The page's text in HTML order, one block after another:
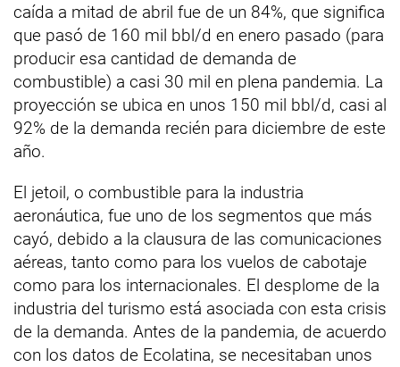
caída a mitad de abril fue de un 84%, que significa
que pasó de 160 mil bbl/d en enero pasado (para
producir esa cantidad de demanda de
combustible) a casi 30 mil en plena pandemia. La
proyección se ubica en unos 150 mil bbl/d, casi al
92% de la demanda recién para diciembre de este
año.
El jetoil, o combustible para la industria
aeronáutica, fue uno de los segmentos que más
cayó, debido a la clausura de las comunicaciones
aéreas, tanto como para los vuelos de cabotaje
como para los internacionales. El desplome de la
industria del turismo está asociada con esta crisis
de la demanda. Antes de la pandemia, de acuerdo
con los datos de Ecolatina, se necesitaban unos